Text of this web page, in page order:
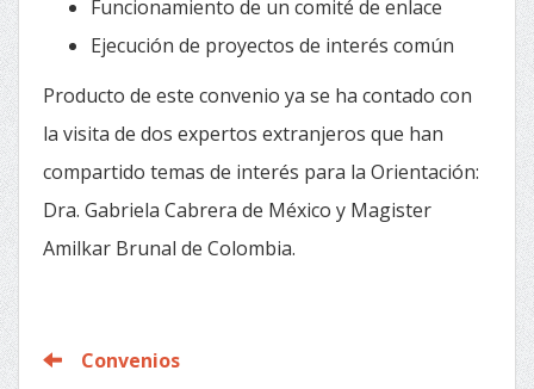
Funcionamiento de un comité de enlace
Ejecución de proyectos de interés común
Producto de este convenio ya se ha contado con
la visita de dos expertos extranjeros que han
compartido temas de interés para la Orientación:
Dra. Gabriela Cabrera de México y Magister
Amilkar Brunal de Colombia.
Convenios